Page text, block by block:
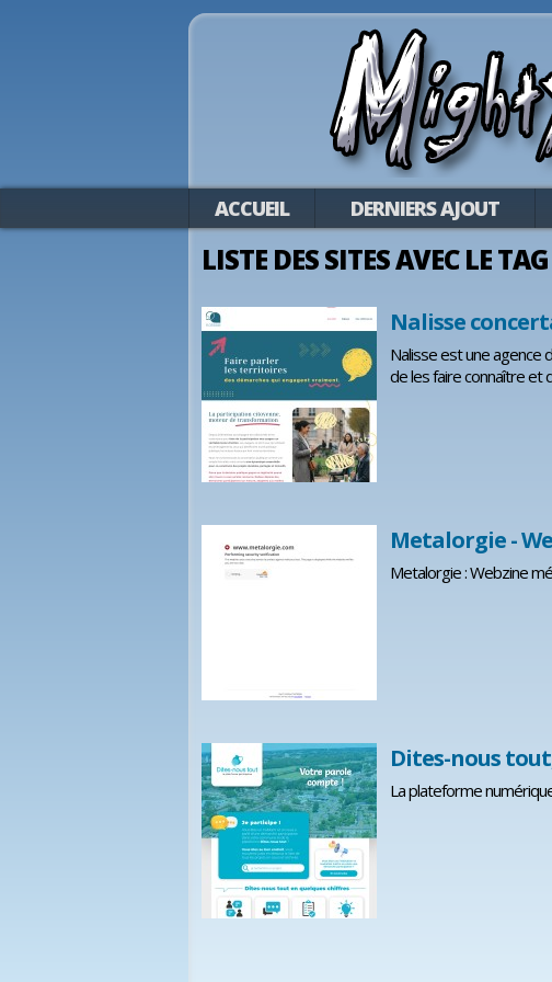
ACCUEIL DERNIERS AJOUT
LISTE DES SITES AVEC LE
Nalisse
Nalisse est une agence
de les faire connaître et
Metalorgie -
Metalorgie : Webzine
Dites-nous
La plateforme